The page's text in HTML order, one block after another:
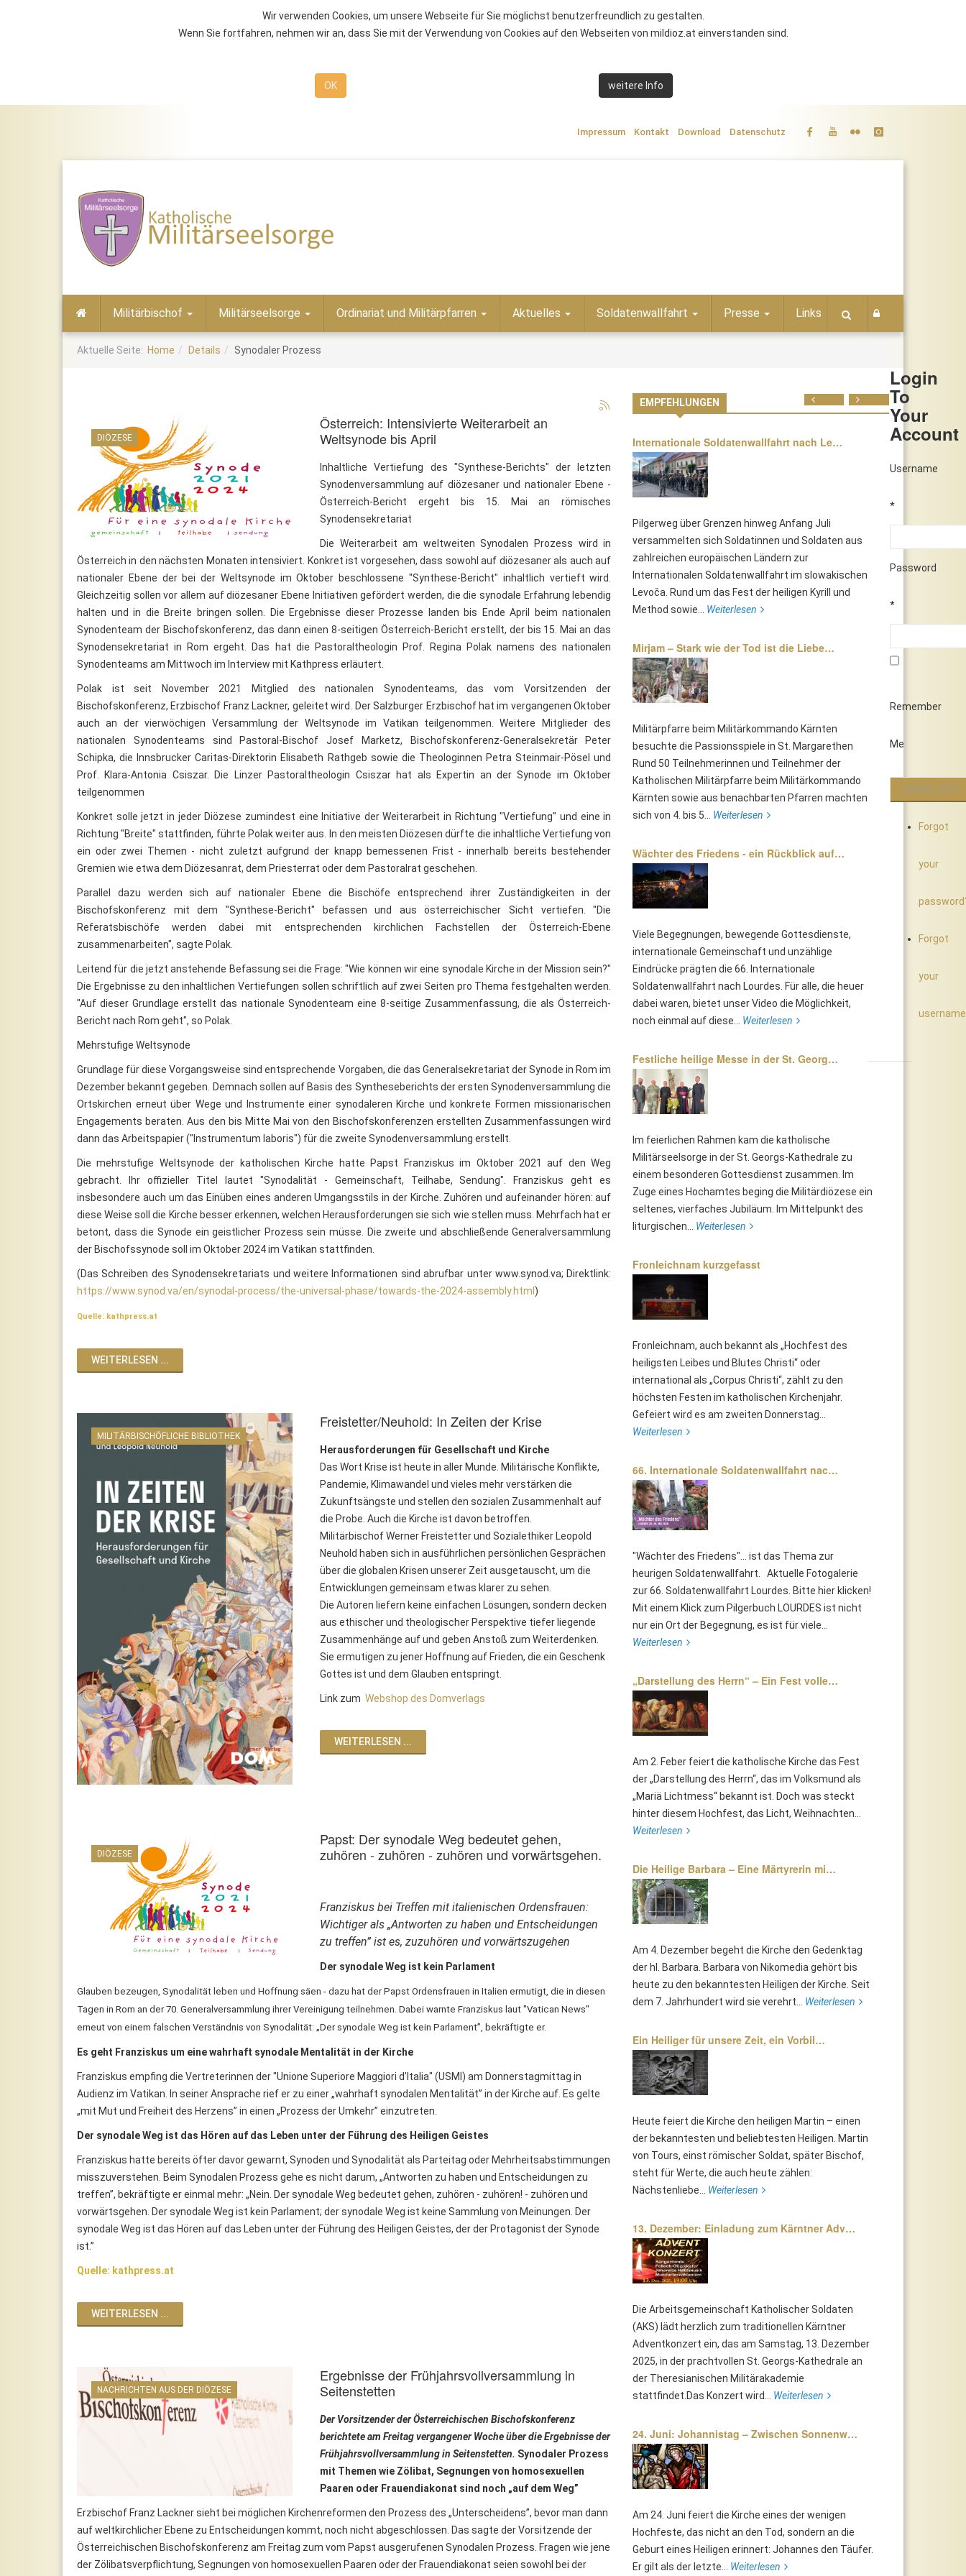
Wir verwenden Cookies, um unsere Webseite für Sie möglichst benutzerfreundlich zu gestalten.
Wenn Sie fortfahren, nehmen wir an, dass Sie mit der Verwendung von Cookies auf den Webseiten von mildioz.at einverstanden sind.
OK weitere Info
Impressum Kontakt Download Datenschutz
Login
To
Your
Account
Username
*
Password
*
Remember
Me
Forgot
your
Forgot
your
Home
Militärbischof Militärseelsorge Ordinariat und Militärpfarren Aktuelles Soldatenwallfahrt Presse Links
Aktuelle Seite: Home Details Synodaler Prozess
DIÖZESE
Österreich: Intensivierte Weiterarbeit an
Weltsynode bis April
Inhaltliche Vertiefung des "Synthese-Berichts" der letzten
Synodenversammlung auf diözesaner und nationaler Ebene -
Österreich-Bericht ergeht bis 15. Mai an römisches
Synodensekretariat
Die Weiterarbeit am weltweiten Synodalen Prozess wird in
Österreich in den nächsten Monaten intensiviert. Konkret ist vorgesehen, dass sowohl auf diözesaner als auch auf
nationaler Ebene der bei der Weltsynode im Oktober beschlossene "Synthese-Bericht" inhaltlich vertieft wird.
Gleichzeitig sollen vor allem auf diözesaner Ebene Initiativen gefördert werden, die die synodale Erfahrung lebendig
halten und in die Breite bringen sollen. Die Ergebnisse dieser Prozesse landen bis Ende April beim nationalen
Synodenteam der Bischofskonferenz, das dann einen 8-seitigen Österreich-Bericht erstellt, der bis 15. Mai an das
Synodensekretariat in Rom ergeht. Das hat die Pastoraltheologin Prof. Regina Polak namens des nationalen
Synodenteams am Mittwoch im Interview mit Kathpress erläutert.
Polak ist seit November 2021 Mitglied des nationalen Synodenteams, das vom Vorsitzenden der
Bischofskonferenz, Erzbischof Franz Lackner, geleitet wird. Der Salzburger Erzbischof hat im vergangenen Oktober
auch an der vierwöchigen Versammlung der Weltsynode im Vatikan teilgenommen. Weitere Mitglieder des
nationalen Synodenteams sind Pastoral-Bischof Josef Marketz, Bischofskonferenz-Generalsekretär Peter
Schipka, die Innsbrucker Caritas-Direktorin Elisabeth Rathgeb sowie die Theologinnen Petra Steinmair-Pösel und
Prof. Klara-Antonia Csiszar. Die Linzer Pastoraltheologin Csiszar hat als Expertin an der Synode im Oktober
teilgenommen
Konkret solle jetzt in jeder Diözese zumindest eine Initiative der Weiterarbeit in Richtung "Vertiefung" und eine in
Richtung "Breite" stattfinden, führte Polak weiter aus. In den meisten Diözesen dürfte die inhaltliche Vertiefung von
ein oder zwei Themen - nicht zuletzt aufgrund der knapp bemessenen Frist - innerhalb bereits bestehender
Gremien wie etwa dem Diözesanrat, dem Priesterrat oder dem Pastoralrat geschehen.
Parallel dazu werden sich auf nationaler Ebene die Bischöfe entsprechend ihrer Zuständigkeiten in der
Bischofskonferenz mit dem "Synthese-Bericht" befassen und aus österreichischer Sicht vertiefen. "Die
Referatsbischöfe werden dabei mit entsprechenden kirchlichen Fachstellen der Österreich-Ebene
zusammenarbeiten", sagte Polak.
Leitend für die jetzt anstehende Befassung sei die Frage: "Wie können wir eine synodale Kirche in der Mission sein?"
Die Ergebnisse zu den inhaltlichen Vertiefungen sollen schriftlich auf zwei Seiten pro Thema festgehalten werden.
"Auf dieser Grundlage erstellt das nationale Synodenteam eine 8-seitige Zusammenfassung, die als Österreich-
Bericht nach Rom geht", so Polak.
Mehrstufige Weltsynode
Grundlage für diese Vorgangsweise sind entsprechende Vorgaben, die das Generalsekretariat der Synode in Rom im
Dezember bekannt gegeben. Demnach sollen auf Basis des Syntheseberichts der ersten Synodenversammlung die
Ortskirchen erneut über Wege und Instrumente einer synodaleren Kirche und konkrete Formen missionarischen
Engagements beraten. Aus den bis Mitte Mai von den Bischofskonferenzen erstellten Zusammenfassungen wird
dann das Arbeitspapier ("Instrumentum laboris") für die zweite Synodenversammlung erstellt.
Die mehrstufige Weltsynode der katholischen Kirche hatte Papst Franziskus im Oktober 2021 auf den Weg
gebracht. Ihr offizieller Titel lautet "Synodalität - Gemeinschaft, Teilhabe, Sendung". Franziskus geht es
insbesondere auch um das Einüben eines anderen Umgangsstils in der Kirche. Zuhören und aufeinander hören: auf
diese Weise soll die Kirche besser erkennen, welchen Herausforderungen sie sich wie stellen muss. Mehrfach hat er
betont, dass die Synode ein geistlicher Prozess sein müsse. Die zweite und abschließende Generalversammlung
der Bischofssynode soll im Oktober 2024 im Vatikan stattfinden.
(Das Schreiben des Synodensekretariats und weitere Informationen sind abrufbar unter www.synod.va; Direktlink:
https://www.synod.va/en/synodal-process/the-universal-phase/towards-the-2024-assembly.html )
Quelle: kathpress.at
WEITERLESEN ...
MILITÄRBISCHÖFLICHE BIBLIOTHEK
Freistetter/Neuhold: In Zeiten der Krise
Herausforderungen für Gesellschaft und Kirche
Das Wort Krise ist heute in aller Munde. Militärische Konflikte,
Pandemie, Klimawandel und vieles mehr verstärken die
Zukunftsängste und stellen den sozialen Zusammenhalt auf
die Probe. Auch die Kirche ist davon betroffen.
Militärbischof Werner Freistetter und Sozialethiker Leopold
Neuhold haben sich in ausführlichen persönlichen Gesprächen
über die globalen Krisen unserer Zeit ausgetauscht, um die
Entwicklungen gemeinsam etwas klarer zu sehen.
Die Autoren liefern keine einfachen Lösungen, sondern decken
aus ethischer und theologischer Perspektive tiefer liegende
Zusammenhänge auf und geben Anstoß zum Weiterdenken.
Sie ermutigen zu jener Hoffnung auf Frieden, die ein Geschenk
Gottes ist und dem Glauben entspringt.
Link zum Webshop des Domverlags
WEITERLESEN ...
DIÖZESE
Papst: Der synodale Weg bedeutet gehen,
zuhören - zuhören - zuhören und vorwärtsgehen.
Franziskus bei Treffen mit italienischen Ordensfrauen:
Wichtiger als „Antworten zu haben und Entscheidungen
zu treffen” ist es, zuzuhören und vorwärtszugehen
Der synodale Weg ist kein Parlament
Glauben bezeugen, Synodalität leben und Hoffnung säen - dazu hat der Papst Ordensfrauen in Italien ermutigt, die in diesen
Tagen in Rom an der 70. Generalversammlung ihrer Vereinigung teilnehmen. Dabei warnte Franziskus laut "Vatican News"
erneut von einem falschen Verständnis von Synodalität: „Der synodale Weg ist kein Parlament”, bekräftigte er.
Es geht Franziskus um eine wahrhaft synodale Mentalität in der Kirche
Franziskus empfing die Vertreterinnen der "Unione Superiore Maggiori d'Italia" (USMI) am Donnerstagmittag in
Audienz im Vatikan. In seiner Ansprache rief er zu einer „wahrhaft synodalen Mentalität” in der Kirche auf. Es gelte
„mit Mut und Freiheit des Herzens” in einen „Prozess der Umkehr” einzutreten.
Der synodale Weg ist das Hören auf das Leben unter der Führung des Heiligen Geistes
Franziskus hatte bereits öfter davor gewarnt, Synoden und Synodalität als Parteitag oder Mehrheitsabstimmungen
misszuverstehen. Beim Synodalen Prozess gehe es nicht darum, „Antworten zu haben und Entscheidungen zu
treffen”, bekräftigte er einmal mehr: „Nein. Der synodale Weg bedeutet gehen, zuhören - zuhören! - zuhören und
vorwärtsgehen. Der synodale Weg ist kein Parlament; der synodale Weg ist keine Sammlung von Meinungen. Der
synodale Weg ist das Hören auf das Leben unter der Führung des Heiligen Geistes, der der Protagonist der Synode
ist.”
Quelle: kathpress.at
WEITERLESEN ...
NACHRICHTEN AUS DER DIÖZESE
Ergebnisse der Frühjahrsvollversammlung in
Seitenstetten
DerVorsitzender der Österreichischen Bischofskonferenz
berichtete am Freitag vergangener Woche über die Ergebnisse der
Frühjahrsvollversammlung in Seitenstetten. Synodaler Prozess
mit Themen wie Zölibat, Segnungen von homosexuellen
Paaren oder Frauendiakonat sind noch „auf dem Weg”
Erzbischof Franz Lackner sieht bei möglichen Kirchenreformen den Prozess des „Unterscheidens”, bevor man dann
auf weltkirchlicher Ebene zu Entscheidungen kommt, noch nicht abgeschlossen. Das sagte der Vorsitzende der
Österreichischen Bischofskonferenz am Freitag zum vom Papst ausgerufenen Synodalen Prozess. Fragen wie jene
der Zölibatsverpflichtung, Segnungen von homosexuellen Paaren oder der Frauendiakonat seien sowohl bei der
EMPFEHLUNGEN
Internationale Soldatenwallfahrt nach Le…
Pilgerweg über Grenzen hinweg Anfang Juli
versammelten sich Soldatinnen und Soldaten aus
zahlreichen europäischen Ländern zur
Internationalen Soldatenwallfahrt im slowakischen
Levoča. Rund um das Fest der heiligen Kyrill und
Method sowie... Weiterlesen
Mirjam – Stark wie der Tod ist die Liebe…
Militärpfarre beim Militärkommando Kärnten
besuchte die Passionsspiele in St. Margarethen
Rund 50 Teilnehmerinnen und Teilnehmer der
Katholischen Militärpfarre beim Militärkommando
Kärnten sowie aus benachbarten Pfarren machten
sich von 4. bis 5... Weiterlesen
Wächter des Friedens - ein Rückblick auf…
Viele Begegnungen, bewegende Gottesdienste,
internationale Gemeinschaft und unzählige
Eindrücke prägten die 66. Internationale
Soldatenwallfahrt nach Lourdes. Für alle, die heuer
dabei waren, bietet unser Video die Möglichkeit,
noch einmal auf diese... Weiterlesen
Festliche heilige Messe in der St. Georg…
Im feierlichen Rahmen kam die katholische
Militärseelsorge in der St. Georgs-Kathedrale zu
einem besonderen Gottesdienst zusammen. Im
Zuge eines Hochamtes beging die Militärdiözese ein
seltenes, vierfaches Jubiläum. Im Mittelpunkt des
liturgischen... Weiterlesen
Fronleichnam kurzgefasst
Fronleichnam, auch bekannt als „Hochfest des
heiligsten Leibes und Blutes Christi“ oder
international als „Corpus Christi“, zählt zu den
höchsten Festen im katholischen Kirchenjahr.
Gefeiert wird es am zweiten Donnerstag...
Weiterlesen
66. Internationale Soldatenwallfahrt nac…
"Wächter des Friedens"... ist das Thema zur
heurigen Soldatenwallfahrt. Aktuelle Fotogalerie
zur 66. Soldatenwallfahrt Lourdes. Bitte hier klicken!
Mit einem Klick zum Pilgerbuch LOURDES ist nicht
nur ein Ort der Begegnung, es ist für viele...
Weiterlesen
„Darstellung des Herrn“ – Ein Fest volle…
Am 2. Feber feiert die katholische Kirche das Fest
der „Darstellung des Herrn“, das im Volksmund als
„Mariä Lichtmess“ bekannt ist. Doch was steckt
hinter diesem Hochfest, das Licht, Weihnachten...
Weiterlesen
Die Heilige Barbara – Eine Märtyrerin mi…
Am 4. Dezember begeht die Kirche den Gedenktag
der hl. Barbara. Barbara von Nikomedia gehört bis
heute zu den bekanntesten Heiligen der Kirche. Seit
dem 7. Jahrhundert wird sie verehrt... Weiterlesen
Ein Heiliger für unsere Zeit, ein Vorbil…
Heute feiert die Kirche den heiligen Martin – einen
der bekanntesten und beliebtesten Heiligen. Martin
von Tours, einst römischer Soldat, später Bischof,
steht für Werte, die auch heute zählen:
Nächstenliebe... Weiterlesen
13. Dezember: Einladung zum Kärntner Adv…
Die Arbeitsgemeinschaft Katholischer Soldaten
(AKS) lädt herzlich zum traditionellen Kärntner
Adventkonzert ein, das am Samstag, 13. Dezember
2025, in der prachtvollen St. Georgs-Kathedrale an
der Theresianischen Militärakademie
stattfindet.Das Konzert wird... Weiterlesen
24. Juni: Johannistag – Zwischen Sonnenw…
Am 24. Juni feiert die Kirche eines der wenigen
Hochfeste, das nicht an den Tod, sondern an die
Geburt eines Heiligen erinnert: Johannes den Täufer.
Er gilt als der letzte... Weiterlesen